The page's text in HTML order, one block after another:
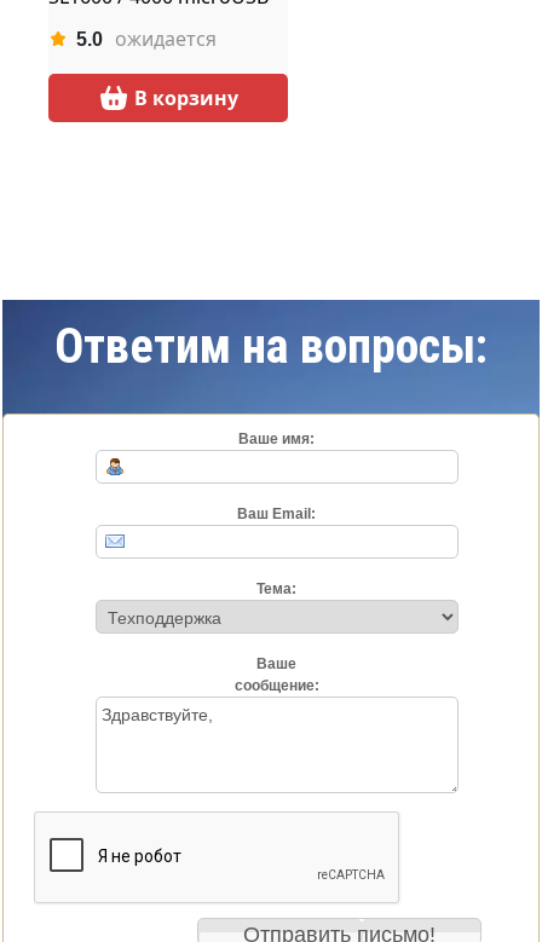
5.0 ожидается
В корзину
Ответим на вопросы:
Ваше имя:
Ваш Email:
Тема:
Ваше
сообщение: